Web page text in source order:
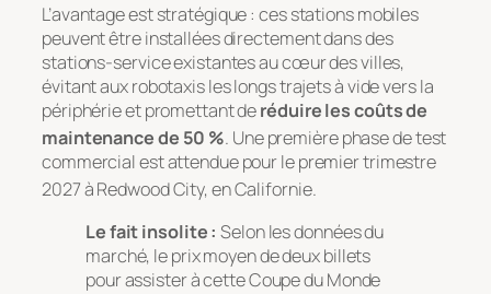
L’avantage est stratégique : ces stations mobiles
peuvent être installées directement dans des
stations-service existantes au cœur des villes,
évitant aux robotaxis les longs trajets à vide vers la
périphérie et promettant deréduire les coûts de
maintenance de 50 %. Une première phase de test
commercial est attendue pour le premier trimestre
2027 à Redwood City, en Californie.
Le fait insolite : Selon les données du
marché, le prix moyen de deux billets
pour assister à cette Coupe du Monde